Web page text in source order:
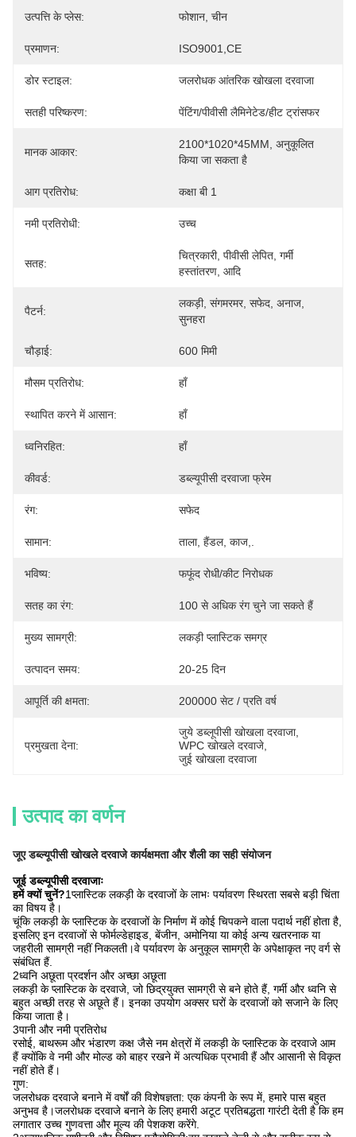
उत्पत्ति के प्लेस: फोशान, चीन
प्रमाणन: ISO9001,CE
डोर स्टाइल: जलरोधक आंतरिक खोखला दरवाजा
सतही परिष्करण: पेंटिंग/पीवीसी लैमिनेटेड/हीट ट्रांसफर
मानक आकार:
2100*1020*45MM, अनुकूलित
किया जा सकता है
आग प्रतिरोध: कक्षा बी 1
नमी प्रतिरोधी: उच्च
सतह:
चित्रकारी, पीवीसी लेपित, गर्मी
हस्तांतरण, आदि
पैटर्न:
लकड़ी, संगमरमर, सफेद, अनाज,
सुनहरा
चौड़ाई: 600 मिमी
मौसम प्रतिरोध: हाँ
स्थापित करने में आसान: हाँ
ध्वनिरहित: हाँ
कीवर्ड: डब्ल्यूपीसी दरवाजा फ्रेम
रंग: सफेद
सामान: ताला, हैंडल, काज,.
भविष्य: फफूंद रोधी/कीट निरोधक
सतह का रंग: 100 से अधिक रंग चुने जा सकते हैं
मुख्य सामग्री: लकड़ी प्लास्टिक समग्र
उत्पादन समय: 20-25 दिन
आपूर्ति की क्षमता: 200000 सेट / प्रति वर्ष
प्रमुखता देना:
जुये डब्लूपीसी खोखला दरवाजा,
WPC खोखले दरवाजे
जुई खोखला दरवाजा
उत्पाद का वर्णन
जूए डब्ल्यूपीसी खोखले दरवाजे कार्यक्षमता और शैली का सही संयोजन
जूई डब्ल्यूपीसी दरवाजाः
हमें क्यों चुनें?1प्लास्टिक लकड़ी के दरवाजों के लाभः पर्यावरण स्थिरता सबसे बड़ी चिंता
का विषय है।
चूंकि लकड़ी के प्लास्टिक के दरवाजों के निर्माण में कोई चिपकने वाला पदार्थ नहीं होता है,
इसलिए इन दरवाजों से फोर्मल्डेहाइड, बेंजीन, अमोनिया या कोई अन्य खतरनाक या
जहरीली सामग्री नहीं निकलती।वे पर्यावरण के अनुकूल सामग्री के अपेक्षाकृत नए वर्ग से
संबंधित हैं.
2ध्वनि अछूता प्रदर्शन और अच्छा अछूता
लकड़ी के प्लास्टिक के दरवाजे, जो छिद्रयुक्त सामग्री से बने होते हैं, गर्मी और ध्वनि से
बहुत अच्छी तरह से अछूते हैं। इनका उपयोग अक्सर घरों के दरवाजों को सजाने के लिए
किया जाता है।
3पानी और नमी प्रतिरोध
रसोई, बाथरूम और भंडारण कक्ष जैसे नम क्षेत्रों में लकड़ी के प्लास्टिक के दरवाजे आम
हैं क्योंकि वे नमी और मोल्ड को बाहर रखने में अत्यधिक प्रभावी हैं और आसानी से विकृत
नहीं होते हैं।
गुण:
जलरोधक दरवाजे बनाने में वर्षों की विशेषज्ञता: एक कंपनी के रूप में, हमारे पास बहुत
अनुभव है।जलरोधक दरवाजे बनाने के लिए हमारी अटूट प्रतिबद्धता गारंटी देती है कि हम
लगातार उच्च गुणवत्ता और मूल्य की पेशकश करेंगे.